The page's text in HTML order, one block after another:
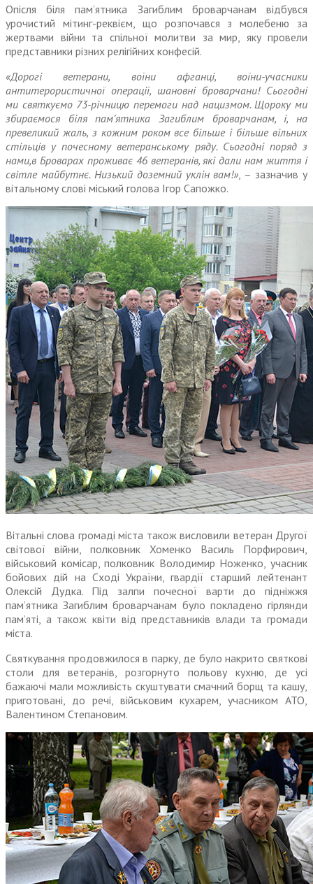
Опісля біля пам’ятника Загиблим броварчанам відбувся
урочистий мітинг-реквієм, що розпочався з молебеню за
жертвами війни та спільної молитви за мир, яку провели
представники різних релігійних конфесій.
«Дорогі ветерани, воїни афганці, воїни-учасники
антитерористичної операції, шановні броварчани! Сьогодні
ми святкуємо 73-річницю перемоги над нацизмом. Щороку ми
збираємося біля пам’ятника Загиблим броварчанам, і, на
превеликий жаль, з кожним роком все більше і більше вільних
стільців у почесному ветеранському ряду. Сьогодні поряд з
нами,в Броварах проживає 46 ветеранів, які дали нам життя і
світле майбутнє. Низький доземний уклін вам!», – зазначив у
вітальному слові міський голова Ігор Сапожко.
Вітальні слова громаді міста також висловили ветеран Другої
світової війни, полковник Хоменко Василь Порфирович,
військовий комісар, полковник Володимир Ноженко, учасник
бойових дій на Сході України, гвардії старший лейтенант
Олексій Дудка. Під залпи почесної варти до підніжжя
пам’ятника Загиблим броварчанам було покладено гірлянди
пам’яті, а також квіти від представників влади та громади
міста.
Святкування продовжилося в парку, де було накрито святкові
столи для ветеранів, розгорнуто польову кухню, де усі
бажаючі мали можливість скуштувати смачний борщ та кашу,
приготовані, до речі, військовим кухарем, учасником АТО,
Валентином Степановим.